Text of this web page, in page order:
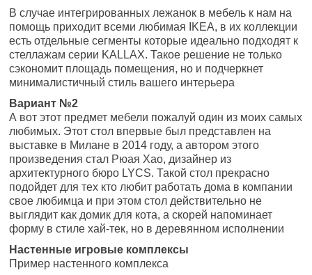
В случае интегрированных лежанок в мебель к нам на
помощь приходит всеми любимая IKEA, в их коллекции
есть отдельные сегменты которые идеально подходят к
стеллажам серии KALLAX. Такое решение не только
сэкономит площадь помещения, но и подчеркнет
минималистичный стиль вашего интерьера
Вариант №2
А вот этот предмет мебели пожалуй один из моих самых
любимых. Этот стол впервые был представлен на
выставке в Милане в 2014 году, а автором этого
произведения стал Рюая Хао, дизайнер из
архитектурного бюро LYCS. Такой стол прекрасно
подойдет для тех кто любит работать дома в компании
свое любимца и при этом стол действительно не
выглядит как домик для кота, а скорей напоминает
форму в стиле хай-тек, но в деревянном исполнении
Настенные игровые комплексы
Пример настенного комплекса